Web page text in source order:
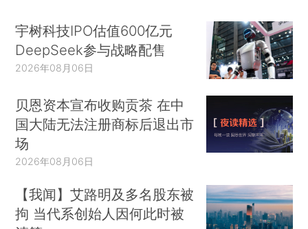
宇树科技IPO估值600亿元
DeepSeek参与战略配售
2026年08月06日
贝恩资本宣布收购贡茶 在中
国大陆无法注册商标后退出市
场
2026年08月06日
【我闻】艾路明及多名股东被
拘 当代系创始人因何此时被